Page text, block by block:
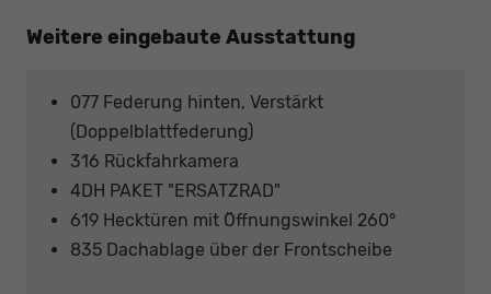
Weitere eingebaute Ausstattung
077 Federung hinten, Verstärkt
(Doppelblattfederung)
316 Rückfahrkamera
4DH PAKET "ERSATZRAD"
619 Hecktüren mit Öffnungswinkel 260°
835 Dachablage über der Frontscheibe